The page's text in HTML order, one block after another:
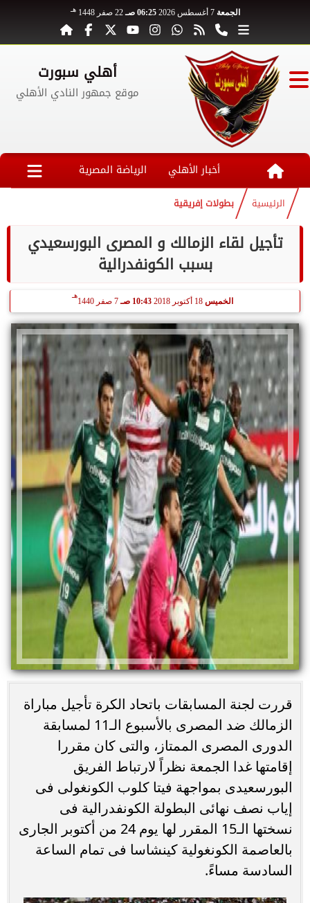
الجمعة 7 أغسطس 2026 06:25 صـ 22 صفر 1448 هـ
أهلي سبورت
موقع جمهور النادي الأهلي
أخبار الأهلي الرياضة المصرية
الرئيسية بطولات إفريقية
تأجيل لقاء الزمالك و المصرى البورسعيدي
بسبب الكونفدرالية
الخميس 18 أكتوبر 2018 10:43 صـ 7 صفر 1440
هـ
قررت لجنة المسابقات باتحاد الكرة تأجيل مباراة
الزمالك ضد المصرى بالأسبوع الـ11 لمسابقة
الدورى المصرى الممتاز، والتى كان مقررا
إقامتها غدا الجمعة نظراً لارتباط الفريق
البورسعيدى بمواجهة فيتا كلوب الكونغولى فى
إياب نصف نهائى البطولة الكونفدرالية فى
نسختها الـ15 المقرر لها يوم 24 من أكتوبر الجارى
بالعاصمة الكونغولية كينشاسا فى تمام الساعة
السادسة مساءً.